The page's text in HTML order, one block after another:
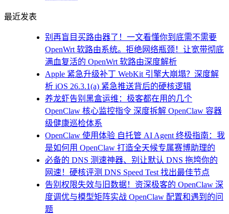
最近发表
别再盲目买路由器了！一文看懂你到底需不需要
OpenWrt 软路由系统。拒绝网络瓶颈！让宽带彻底
满血复活的 OpenWrt 软路由深度解析
Apple 紧急升级补丁 WebKit 引擎大崩塌？深度解
析 iOS 26.3.1(a) 紧急推送背后的硬核逻辑
养龙虾告别黑盒运维：极客都在用的几个
OpenClaw 核心监控指令 深度拆解 OpenClaw 容器
级健康巡检体系
OpenClaw 使用体验 自托管 AI Agent 终极指南：我
是如何用 OpenClaw 打造全天候专属赛博助理的
必备的 DNS 测速神器、别让默认 DNS 拖垮你的
网速！硬核评测 DNS Speed Test 找出最佳节点
告别权限失效与旧数据！资深极客的 OpenClaw 深
度调优与模型矩阵实战 OpenClaw 配置和遇到的问
题